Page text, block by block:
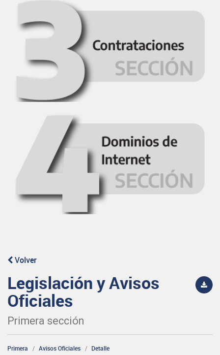
Volver
Legislación y Avisos
Oficiales
Primera sección
Primera Avisos Oficiales Detalle